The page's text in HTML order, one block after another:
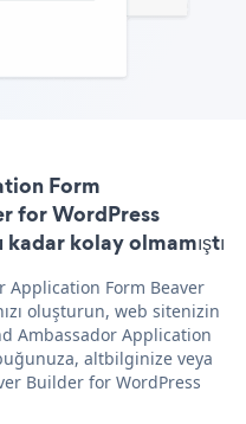
Form
for WordPress
kolay olmamıştı
Application Form Beaver
oluşturun, web sitenizin
Ambassador Application
altbilginize veya
Builder for WordPress